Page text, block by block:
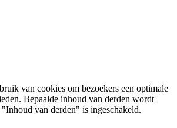
van cookies om bezoekers een optimale
Bepaalde inhoud van derden wordt
van derden" is ingeschakeld.